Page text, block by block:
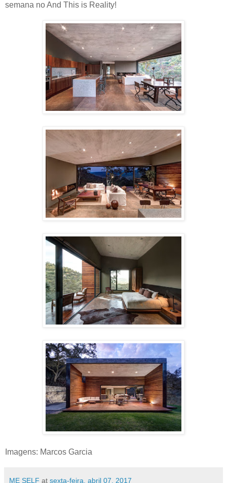
semana no And This is Reality!
Imagens: Marcos Garcia
ME SELF at sexta-feira, abril 07, 2017